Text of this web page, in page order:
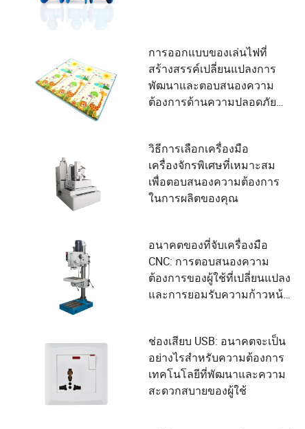
การออกแบบของเล่นไฟที่
สร้างสรรค์เปลี่ยนแปลงการ
พัฒนาและตอบสนองความ
ต้องการด้านความปลอดภัย
วิธีการเลือกเครื่องมือ
เครื่องจักรพิเศษที่เหมาะสม
เพื่อตอบสนองความต้องการ
ในการผลิตของคุณ
อนาคตของที่จับเครื่องมือ
CNC: การตอบสนองความ
ต้องการของผู้ใช้ที่เปลี่ยนแปลง
และการยอมรับความก้าวหน้า
ช่องเสียบ USB: อนาคตจะเป็น
อย่างไรสำหรับความต้องการ
เทคโนโลยีที่พัฒนาและความ
สะดวกสบายของผู้ใช้